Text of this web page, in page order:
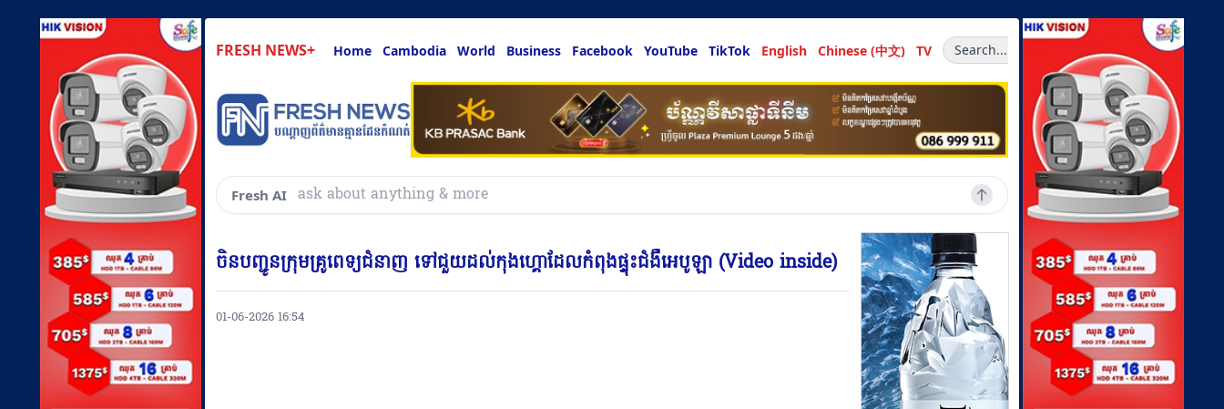
FRESH NEWS+ Home Cambodia World Business Facebook YouTube TikTok English Chinese (中文) TV Search...
Fresh AI សួរអ្វីៗ
ចិនបញ្ជូនក្រុមគ្រូពេទ្យជំនាញ ទៅជួយដល់កុងហ្គោដែលកំពុងផ្ទុះជំងឺអេបូឡា (Video inside)
01-06-2026 16:54